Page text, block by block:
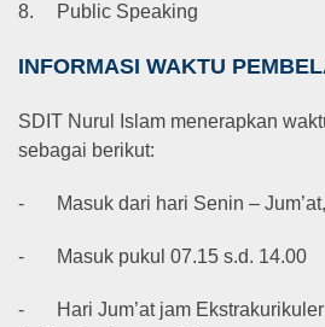
8. Public Speaking
INFORMASI WAKTU
SDIT Nurul Islam menerapkan
sebagai berikut:
- Masuk dari hari Senin –
- Masuk pukul 07.15 s.d. 14.00
-
Hari Jum’at jam